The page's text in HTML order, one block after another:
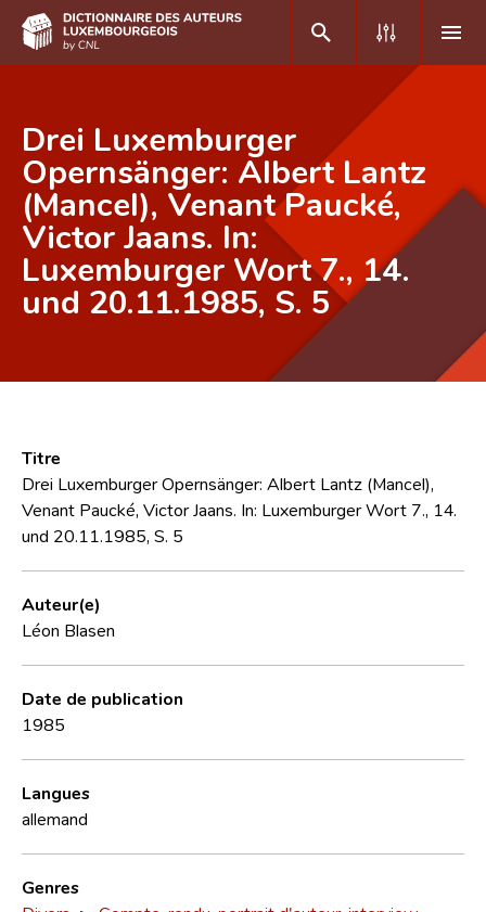
DE FR
Accueil
Auteur(e)s A-Z
Recherche avancée
CNL
Contact
Drei Luxemburger
Opernsänger: Albert Lantz
(Mancel), Venant Paucké,
Victor Jaans. In:
Luxemburger Wort 7., 14.
und 20.11.1985, S. 5
Titre
Drei Luxemburger Opernsänger: Albert Lantz (Mancel),
Venant Paucké, Victor Jaans. In: Luxemburger Wort 7., 14.
und 20.11.1985, S. 5
Auteur(e)
Léon Blasen
Date de publication
1985
Langues
allemand
Genres